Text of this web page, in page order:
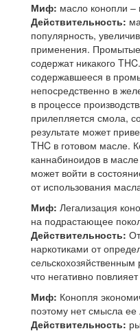
Миф: масло конопли –
Действительность:
популярность,
применения.
содержат никакого
содержавшееся в
непосредственно в
в процессе
прилепляется смола,
результате может
THC в готовом масле.
каннабиноидов в
может войти в
от использования
Миф: Легализация
на подрастающее
Действительность:
наркотиками от
что негативно
Миф: Конопля
поэтому нет смысла ее
Действительность: